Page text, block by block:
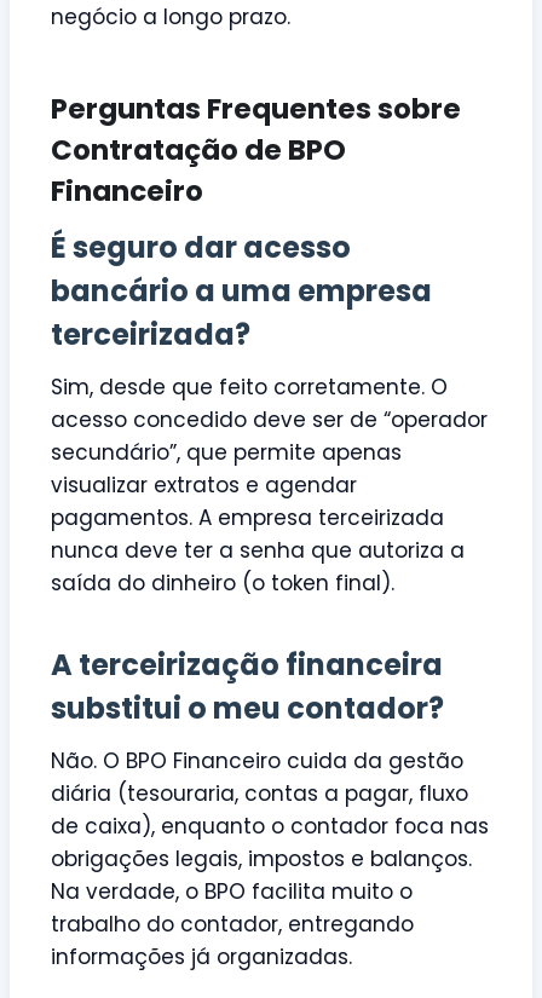
negócio a longo prazo.
Perguntas Frequentes sobre
Contratação de BPO
Financeiro
É seguro dar acesso
bancário a uma empresa
terceirizada?
Sim, desde que feito corretamente. O
acesso concedido deve ser de “operador
secundário”, que permite apenas
visualizar extratos e agendar
pagamentos. A empresa terceirizada
nunca deve ter a senha que autoriza a
saída do dinheiro (o token final).
A terceirização financeira
substitui o meu contador?
Não. O BPO Financeiro cuida da gestão
diária (tesouraria, contas a pagar, fluxo
de caixa), enquanto o contador foca nas
obrigações legais, impostos e balanços.
Na verdade, o BPO facilita muito o
trabalho do contador, entregando
informações já organizadas.